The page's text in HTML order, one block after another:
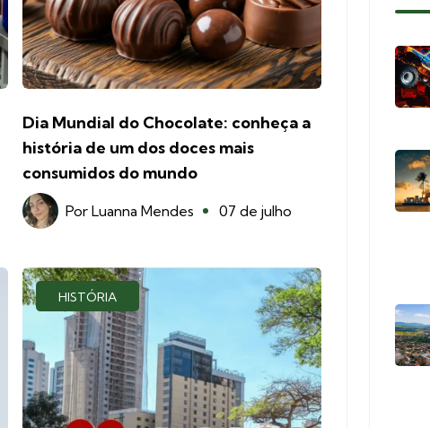
Dia Mundial do Chocolate: conheça a
história de um dos doces mais
consumidos do mundo
PorLuanna Mendes 07 de julho
HISTÓRIA